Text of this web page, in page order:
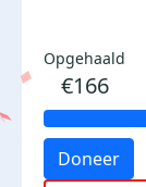
Opgehaald
€166
Doneer